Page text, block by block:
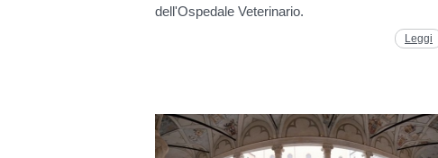
dell'Ospedale Veterinario.
Leggi